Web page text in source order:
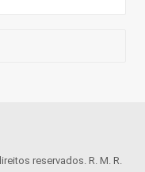
reservados. R. M. R.